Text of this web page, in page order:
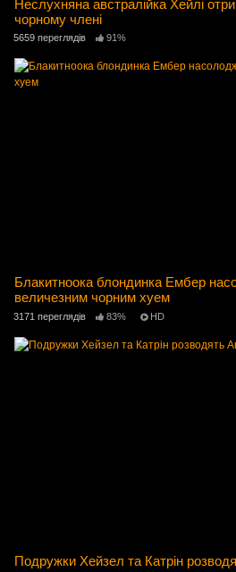
Неслухняна австралійка Хейлі
чорному члені
5659 переглядів 91%
Блакитноока блондинка Ембер
величезним чорним хуем
3171 переглядів 83% HD
Подружки Хейзел та Катрін